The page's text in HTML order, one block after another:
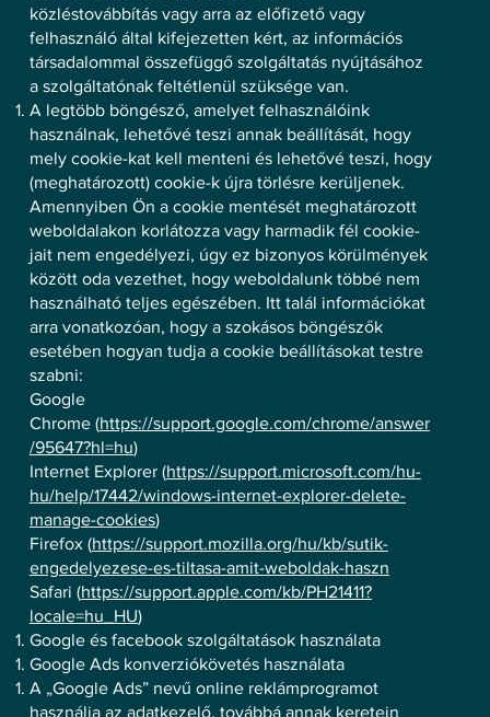
közléstovábbítás vagy arra az előfizető vagy
felhasználó által kifejezetten kért, az információs
társadalommal összefüggő szolgáltatás nyújtásához
a szolgáltatónak feltétlenül szüksége van.
A legtöbb böngésző, amelyet felhasználóink
használnak, lehetővé teszi annak beállítását, hogy
mely cookie-kat kell menteni és lehetővé teszi, hogy
(meghatározott) cookie-k újra törlésre kerüljenek.
Amennyiben Ön a cookie mentését meghatározott
weboldalakon korlátozza vagy harmadik fél cookie-
jait nem engedélyezi, úgy ez bizonyos körülmények
között oda vezethet, hogy weboldalunk többé nem
használható teljes egészében. Itt talál információkat
arra vonatkozóan, hogy a szokásos böngészők
esetében hogyan tudja a cookie beállításokat testre
szabni:
Google
Chrome (https://support.google.com/chrome/answer
/95647?hl=hu)
Internet Explorer (https://support.microsoft.com/hu-
hu/help/17442/windows-internet-explorer-delete-
manage-cookies)
Firefox (https://support.mozilla.org/hu/kb/sutik-
engedelyezese-es-tiltasa-amit-weboldak-haszn
Safari (https://support.apple.com/kb/PH21411?
locale=hu_HU)
Google és facebook szolgáltatások használata
Google Ads konverziókövetés használata
A „Google Ads” nevű online reklámprogramot
használja az adatkezelő, továbbá annak keretein